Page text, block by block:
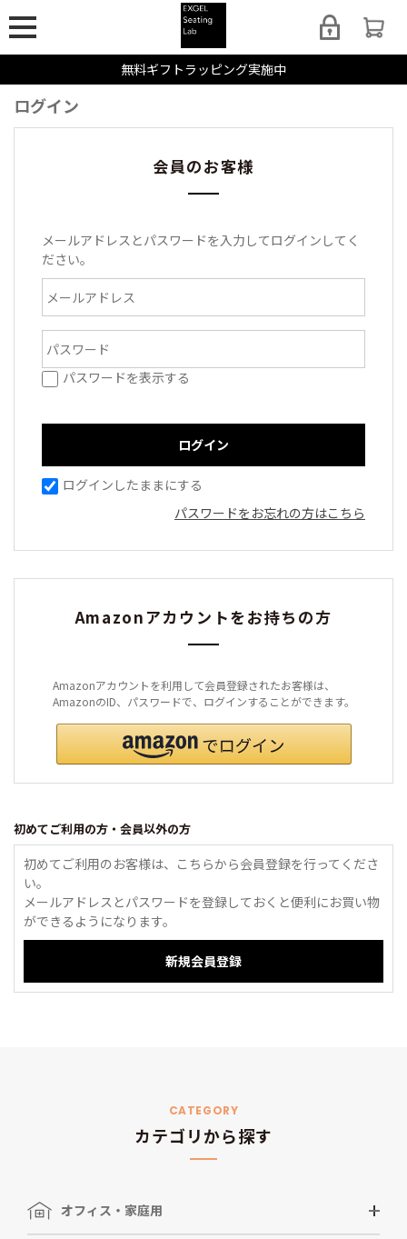
無料ギフトラッピング実施中
ログイン
会員のお客様
メールアドレスとパスワードを入力してログインしてく
ださい。
パスワードを表示する
ログインしたままにする
パスワードをお忘れの方はこちら
Amazonアカウントをお持ちの方
Amazonアカウントを利用して会員登録されたお客様は、
AmazonのID、パスワードで、ログインすることができます。
初めてご利用の方・会員以外の方
初めてご利用のお客様は、こちらから会員登録を行ってくださ
い。
メールアドレスとパスワードを登録しておくと便利にお買い物
ができるようになります。
CATEGORY
カテゴリから探す
オフィス・家庭用